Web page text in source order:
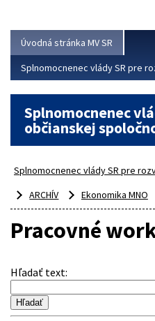
Úvodná stránka MV SR
Splnomocnenec vlády SR pre
Splnomocnenec
občianskej
Splnomocnenec vlády SR pre
ARCHÍV
Ekonomika MNO
Pracovné
Hľadať text: